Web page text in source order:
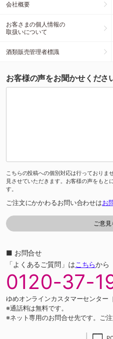
会社概要
お客さまの個人情報の
取扱いについて
酒類販売管理者標識
お客様の声をお聞かせくださ
こちらの投稿への個別対応は行っておりま
見させていただきます。お客様の声をもと
す。
ご注文にかかわるお問い合わせはお
■ お問合せ
「よくあるご質問」はこちらから
0120-37-
ゆめオンラインカスタマーセンター
※通話料は無料です。
※ネット専用のお問合せ先です。ご